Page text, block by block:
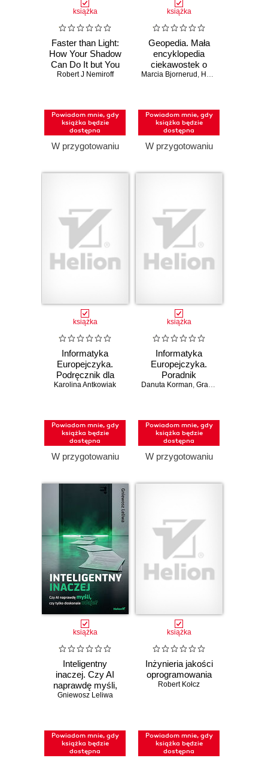
książka
Faster than Light:
How Your Shadow
Can Do It but You
Can't
Robert J Nemiroff
Powiadom mnie, gdy
książka będzie
dostępna
W przygotowaniu
książka
Geopedia. Mała
encyklopedia
ciekawostek o
Ziemi
Marcia Bjornerud , Haley Hagerman
Powiadom mnie, gdy
książka będzie
dostępna
W przygotowaniu
książka
Informatyka
Europejczyka.
Podręcznik dla
szkół
rozszerzony.
Część 2 (wydanie
z numerem
Karolina Antkowiak
Powiadom mnie, gdy
książka będzie
dostępna
W przygotowaniu
książka
Informatyka
Europejczyka.
Poradnik
metodyczny dla
szkołach
ponadpodstawowych.
Zakres
rozszerzony
Danuta Korman, Grażyna Szabłowicz-Zawadzka
Powiadom mnie, gdy
książka będzie
dostępna
W przygotowaniu
książka
Inteligentny
inaczej. Czy AI
naprawdę myśli,
czy tylko
Gniewosz Leliwa
Powiadom mnie, gdy
książka będzie
dostępna
książka
Inżynieria jakości
oprogramowania
Robert Kołcz
Powiadom mnie, gdy
książka będzie
dostępna